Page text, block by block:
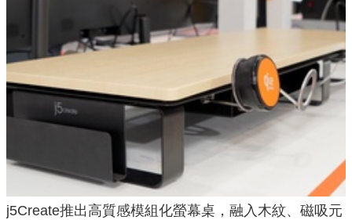
j5Create推出高質感模組化螢幕桌，融入木紋、磁吸元